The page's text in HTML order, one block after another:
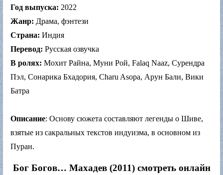
Год выпуска: 2022
Жанр: Драма, фэнтези
Страна: Индия
Перевод: Русская озвучка
В ролях: Мохит Райна, Муни Рой, Falaq Naaz, Сурендра
Пэл, Сонарика Бхадория, Charu Asopa, Арун Бали, Вики
Батра
Описание: Основу сюжета составляют легенды о Шиве,
взятые из сакральных текстов индуизма, в основном из
Пуран.
Бог Богов… Махадев (2011) смотреть онлайн